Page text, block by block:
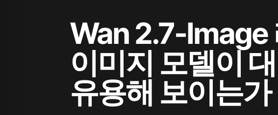
AI ASMR 비디오
-원클릭으로 몰입형
립싱크 비디오-
어떤 비디오든 매끄러
캐릭터 애니메이션
-한 장의 이미지로 캐
비디오 업스케일러 -
AI로 영상 품질을
지원되는 영상 모델
GoEnhance
Kling AI
Runway
Hailuo 02
Recraft
Stable Diffusion
Qwen Image
Nano Banana(Gemini 2.5
Nano Banana Pro
Hunyuan Image 2.1
Midjourney Image
Seedream 4.0
Seedream 4.5
오래된 사
AI 격투 생
더 보기
사진 효과
지브리 스
픽사 스타
AI 아기 필터
AI 스누피 필
더 보
이미
Wan 2.7-Image
이미지 모델이
유용해 보이는가